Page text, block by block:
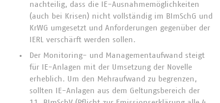
nachteilig, dass die IE-Ausnahmemöglichkeiten
(auch bei Krisen) nicht vollständig im BImSchG und
KrWG umgesetzt und Anforderungen gegenüber der
IERL verschärft werden sollen.
Der Monitoring- und Managementaufwand steigt
für IE-Anlagen mit der Umsetzung der Novelle
erheblich. Um den Mehraufwand zu begrenzen,
sollten IE-Anlagen aus dem Geltungsbereich der